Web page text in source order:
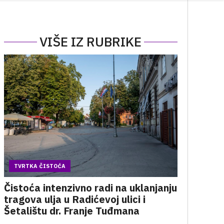
VIŠE IZ RUBRIKE
TVRTKA ČISTOĆA
Čistoća intenzivno radi na uklanjanju
tragova ulja u Radićevoj ulici i
Šetalištu dr. Franje Tuđmana